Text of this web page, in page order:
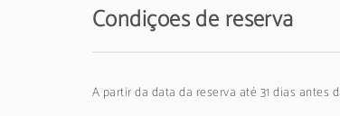
Condições de reserva
A partir da data da reserva até 31 dias antes